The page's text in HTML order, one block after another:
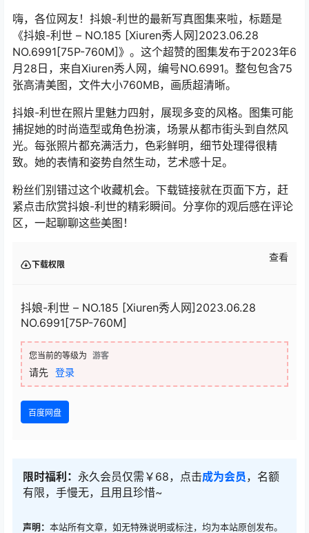
嗨，各位网友！抖娘-利世的最新写真图集来啦，标题是
《抖娘-利世 – NO.185 [Xiuren秀人网]2023.06.28
NO.6991[75P-760M]》。这个超赞的图集发布于2023年6
月28日，来自Xiuren秀人网，编号NO.6991。整包包含75
张高清美图，文件大小760MB，画质超清晰。
抖娘-利世在照片里魅力四射，展现多变的风格。图集可能
捕捉她的时尚造型或角色扮演，场景从都市街头到自然风
光。每张照片都充满活力，色彩鲜明，细节处理得很精
致。她的表情和姿势自然生动，艺术感十足。
粉丝们别错过这个收藏机会。下载链接就在页面下方，赶
紧点击欣赏抖娘-利世的精彩瞬间。分享你的观后感在评论
区，一起聊聊这些美图！
下载权限
查看
抖娘-利世 – NO.185 [Xiuren秀人网]2023.06.28
NO.6991[75P-760M]
您当前的等级为 游客
请先 登录
百度网盘
限时福利： 永久会员仅需￥68，点击成为会员 ，名额
有限，手慢无，且用且珍惜~
声明： 本站所有文章，如无特殊说明或标注，均为本站原创发布。